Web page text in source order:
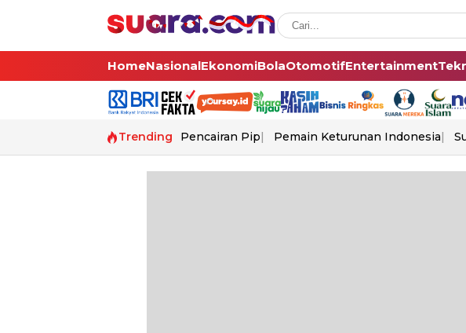
HomeNasionalEkonomiBolaOtomotifEntertainment
Trending Pencairan Pip Pemain Keturunan Indonesia